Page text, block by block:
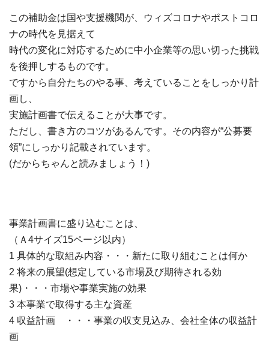
この補助金は国や支援機関が、ウィズコロナやポストコロ
ナの時代を見据えて
時代の変化に対応するために中小企業等の思い切った挑戦
を後押しするものです。
ですから自分たちのやる事、考えていることをしっかり計
画し、
実施計画書で伝えることが大事です。
ただし、書き方のコツがあるんです。その内容が“公募要
領”にしっかり記載されています。
(だからちゃんと読みましょう！)
事業計画書に盛り込むことは、
（Ａ4サイズ15ページ以内）
1 具体的な取組み内容・・・新たに取り組むことは何か
2 将来の展望(想定している市場及び期待される効
果)・・・市場や事業実施の効果
3 本事業で取得する主な資産
4 収益計画 ・・・事業の収支見込み、会社全体の収益計
画